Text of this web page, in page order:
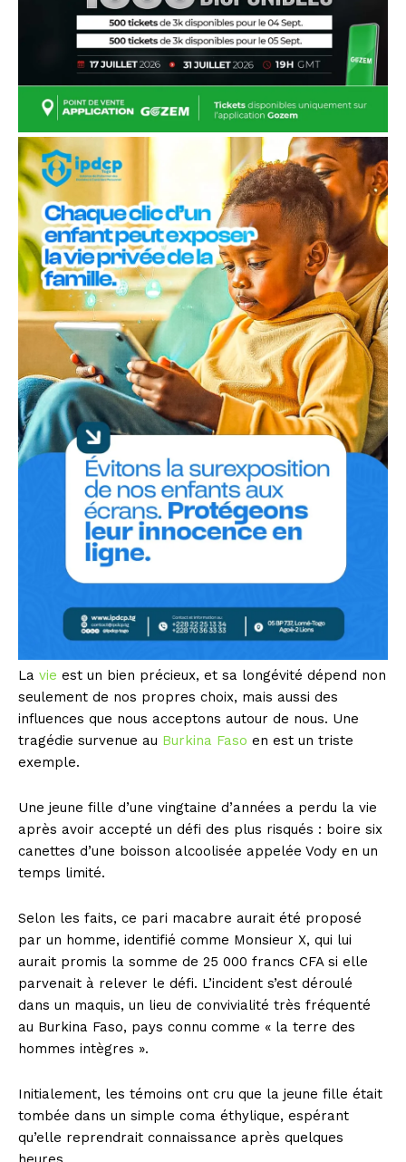
La vie est un bien précieux, et sa longévité dépend non
seulement de nos propres choix, mais aussi des
influences que nous acceptons autour de nous. Une
tragédie survenue au Burkina Faso en est un triste
exemple.
Une jeune fille d’une vingtaine d’années a perdu la vie
après avoir accepté un défi des plus risqués : boire six
canettes d’une boisson alcoolisée appelée Vody en un
temps limité.
Selon les faits, ce pari macabre aurait été proposé
par un homme, identifié comme Monsieur X, qui lui
aurait promis la somme de 25 000 francs CFA si elle
parvenait à relever le défi. L’incident s’est déroulé
dans un maquis, un lieu de convivialité très fréquenté
au Burkina Faso, pays connu comme « la terre des
hommes intègres ».
Initialement, les témoins ont cru que la jeune fille était
tombée dans un simple coma éthylique, espérant
qu’elle reprendrait connaissance après quelques